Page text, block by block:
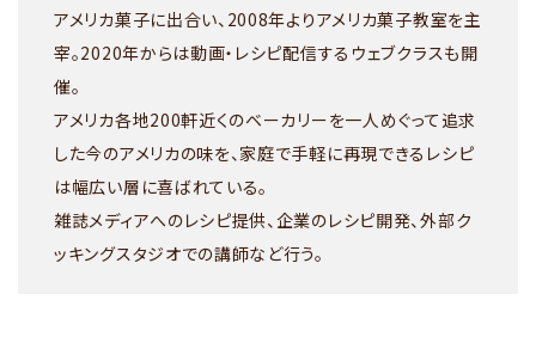
アメリカ菓子に出合い、2008年よりアメリカ菓子教室を主
宰。2020年からは動画・レシピ配信するウェブクラスも開
催。
アメリカ各地200軒近くのベーカリーを一人めぐって追求
した今のアメリカの味を、家庭で手軽に再現できるレシピ
は幅広い層に喜ばれている。
雑誌メディアへのレシピ提供、企業のレシピ開発、外部ク
ッキングスタジオでの講師など行う。